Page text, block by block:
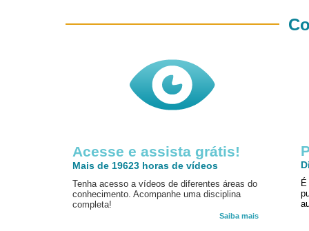
Acesse e assista grátis!
Mais de 19623 horas de vídeos
Tenha acesso a vídeos de diferentes áreas do
conhecimento. Acompanhe uma disciplina
completa!
Saiba mais